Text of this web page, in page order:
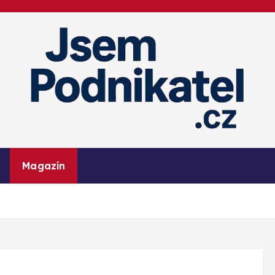
Magazín podnikání a informací
Magazín